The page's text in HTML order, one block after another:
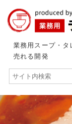
業務用スープ・タ
売れる開発